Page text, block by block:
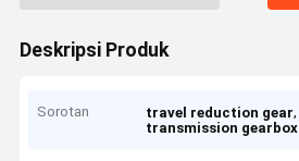
Deskripsi Produk
Sorotan travel reduction gear,
transmission gearbox